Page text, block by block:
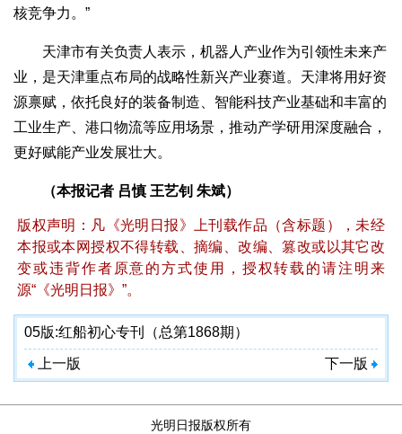
核竞争力。”
天津市有关负责人表示，机器人产业作为引领性未来产
业，是天津重点布局的战略性新兴产业赛道。天津将用好资
源禀赋，依托良好的装备制造、智能科技产业基础和丰富的
工业生产、港口物流等应用场景，推动产学研用深度融合，
更好赋能产业发展壮大。
（本报记者 吕慎 王艺钊 朱斌）
版权声明：凡《光明日报》上刊载作品（含标题），未经
本报或本网授权不得转载、摘编、改编、篡改或以其它改
变或违背作者原意的方式使用，授权转载的请注明来
源“《光明日报》”。
05版:红船初心专刊（总第1868期）
上一版 下一版
光明日报版权所有